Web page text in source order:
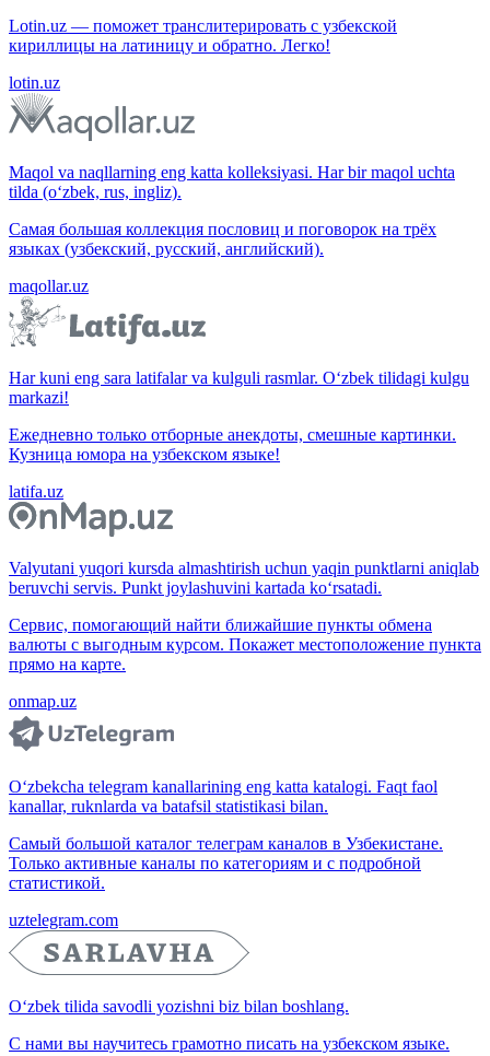
Lotin.uz — поможет транслитерировать с узбекской
кириллицы на латиницу и обратно. Легко!
lotin.uz
Maqol va naqllarning eng katta kolleksiyasi. Har bir maqol uchta
tilda (o‘zbek, rus, ingliz).
Самая большая коллекция пословиц и поговорок на трёх
языках (узбекский, русский, английский).
maqollar.uz
Har kuni eng sara latifalar va kulguli rasmlar. O‘zbek tilidagi kulgu
markazi!
Ежедневно только отборные анекдоты, смешные картинки.
Кузница юмора на узбекском языке!
latifa.uz
Valyutani yuqori kursda almashtirish uchun yaqin punktlarni aniqlab
beruvchi servis. Punkt joylashuvini kartada ko‘rsatadi.
Сервис, помогающий найти ближайшие пункты обмена
валюты с выгодным курсом. Покажет местоположение пункта
прямо на карте.
onmap.uz
O‘zbekcha telegram kanallarining eng katta katalogi. Faqt faol
kanallar, ruknlarda va batafsil statistikasi bilan.
Самый большой каталог телеграм каналов в Узбекистане.
Только активные каналы по категориям и с подробной
статистикой.
uztelegram.com
O‘zbek tilida savodli yozishni biz bilan boshlang.
С нами вы научитесь грамотно писать на узбекском языке.